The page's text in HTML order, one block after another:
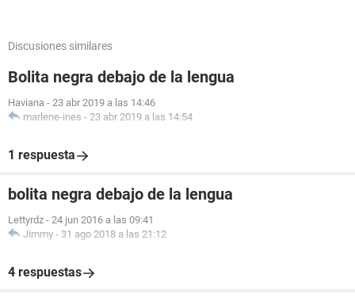
Discusiones similares
Bolita negra debajo de la lengua
Haviana - 23 abr 2019 a las 14:46
marlene-ines - 23 abr 2019 a las 14:54
1 respuesta
bolita negra debajo de la lengua
Lettyrdz - 24 jun 2016 a las 09:41
Jimmy - 31 ago 2018 a las 21:12
4 respuestas